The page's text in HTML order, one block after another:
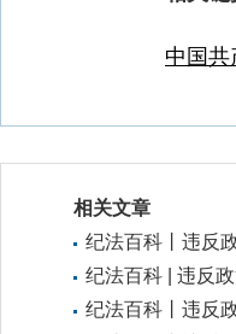
中国共
相关文章
纪法百科丨违反
提供证据材料
纪法百科 | 违反
纪法百科丨违反